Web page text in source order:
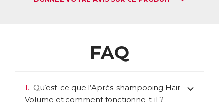
FAQ
1. Qu’est-ce que l’Après-shampooing Hair
Volume et comment fonctionne-t-il ?